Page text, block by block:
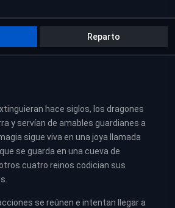
Reparto
hace siglos, los dragones
y servían de amables guardianes a
sigue viva en una joya llamada
se guarda en una cueva de
cuatro reinos codician sus
se reúnen e intentan llegar a